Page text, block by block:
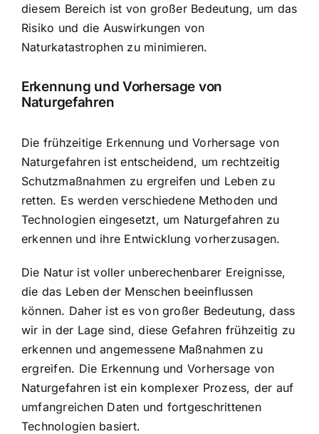
diesem Bereich ist von großer Bedeutung, um das
Risiko und die Auswirkungen von
Naturkatastrophen zu minimieren.
Erkennung und Vorhersage von
Naturgefahren
Die frühzeitige Erkennung und Vorhersage von
Naturgefahren ist entscheidend, um rechtzeitig
Schutzmaßnahmen zu ergreifen und Leben zu
retten. Es werden verschiedene Methoden und
Technologien eingesetzt, um Naturgefahren zu
erkennen und ihre Entwicklung vorherzusagen.
Die Natur ist voller unberechenbarer Ereignisse,
die das Leben der Menschen beeinflussen
können. Daher ist es von großer Bedeutung, dass
wir in der Lage sind, diese Gefahren frühzeitig zu
erkennen und angemessene Maßnahmen zu
ergreifen. Die Erkennung und Vorhersage von
Naturgefahren ist ein komplexer Prozess, der auf
umfangreichen Daten und fortgeschrittenen
Technologien basiert.